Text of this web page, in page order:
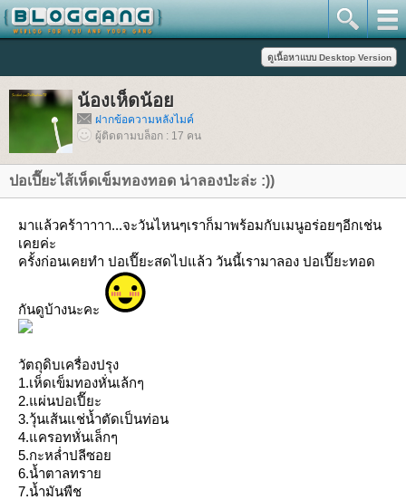
น้องเห็ดน้อ
ฝากข้อความหลังไมค์
ผู้ติดตามบล็อก : 17 คน
ปอเปี๊ยะไส้เห็ดเข็มทองทอด น่าลองป่ะล่ะ :))
มาแล้วคร้าาาาา...จะวันไหนๆเราก็มาพร้อมกับเมนูอร่อยๆอีกเช่น
เคยค่ะ
ครั้งก่อนเคยทำ ปอเปี๊ยะสดไปแล้ว วันนี้เรามาลอง ปอเปี๊ยะทอด
กันดูบ้างนะคะ
วัตถุดิบเครื่องปรุง
1.เห็ดเข็มทองหั่นเล้กๆ
2.แผ่นปอเปี๊ยะ
3.วุ้นเส้นแช่น้ำตัดเป็นท่อน
4.แครอทหั่นเล็กๆ
5.กะหล่ำปลีซอ
6.น้ำตาลทรา
7.น้ำมันพืช